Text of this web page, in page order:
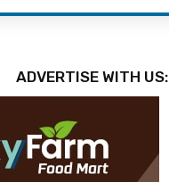
ADVERTISE WITH US: